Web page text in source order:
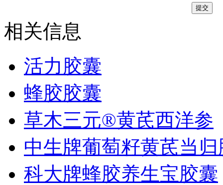
相关信息
活力胶囊
蜂胶胶囊
草木三元®黄芪西洋参
中生牌葡萄籽黄芪当归
科大牌蜂胶养生宝胶囊